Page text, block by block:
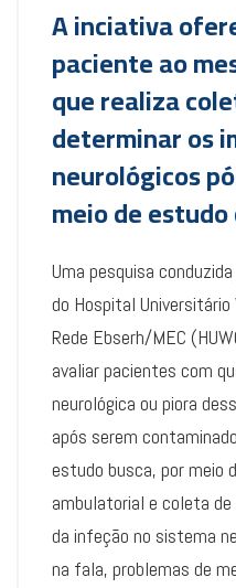
A inciativa
paciente ao
que realiza
determinar os
neurológicos
meio de
Uma pesquisa
do Hospital
Rede Ebserh/MEC
avaliar pacientes com
neurológica ou piora
após serem
estudo busca, por meio
ambulatorial e coleta
da infeção no sistema
na fala, problemas de